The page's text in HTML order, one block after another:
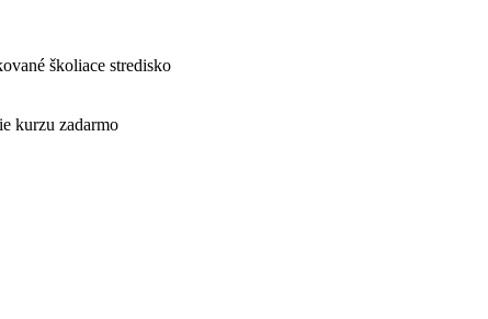
školiace stredisko
kurzu zadarmo